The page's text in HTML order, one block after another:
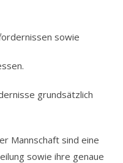
sowie
grundsätzlich
Mannschaft sind eine
sowie ihre genaue